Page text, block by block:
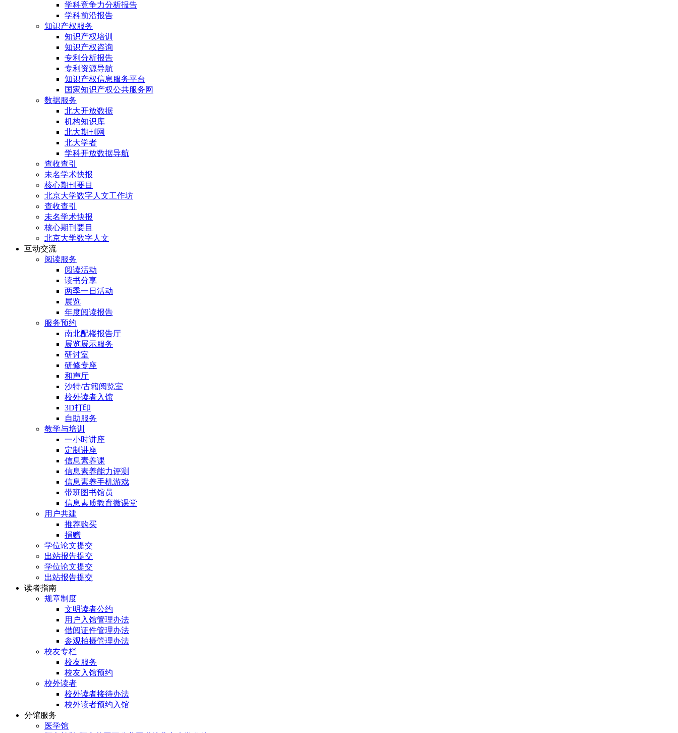
学科竞争力分析报告
学科前沿报告
知识产权服务
知识产权培训
知识产权咨询
专利分析报告
专利资源导航
知识产权信息服务平台
国家知识产权公共服务网
数据服务
北大开放数据
机构知识库
北大期刊网
北大学者
学科开放数据导航
查收查引
未名学术快报
核心期刊要目
北京大学数字人文工作坊
查收查引
未名学术快报
核心期刊要目
北京大学数字人文
互动交流
阅读服务
阅读活动
读书分享
两季一日活动
展览
年度阅读报告
服务预约
南北配楼报告厅
展览展示服务
研讨室
研修专座
和声厅
沙特/古籍阅览室
校外读者入馆
3D打印
自助服务
教学与培训
一小时讲座
定制讲座
信息素养课
信息素养能力评测
信息素养手机游戏
带班图书馆员
信息素质教育微课堂
用户共建
推荐购买
捐赠
学位论文提交
出站报告提交
学位论文提交
出站报告提交
读者指南
规章制度
文明读者公约
用户入馆管理办法
借阅证件管理办法
参观拍摄管理办法
校友专栏
校友服务
校友入馆预约
校外读者
校外读者接待办法
校外读者预约入馆
分馆服务
医学馆